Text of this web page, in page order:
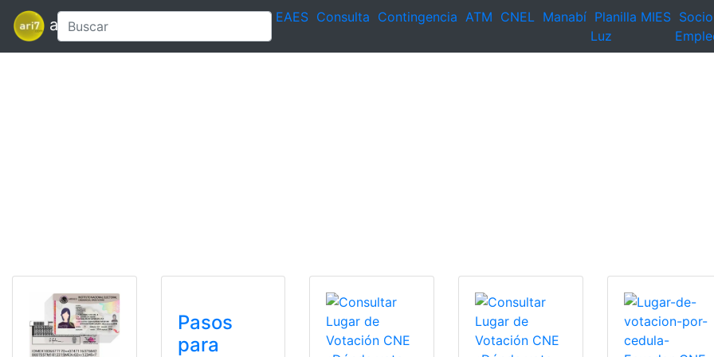
ari7 EAES Consulta Contingencia ATM CNEL Manabí Planilla
Luz
MIES Socio
Pasos
para